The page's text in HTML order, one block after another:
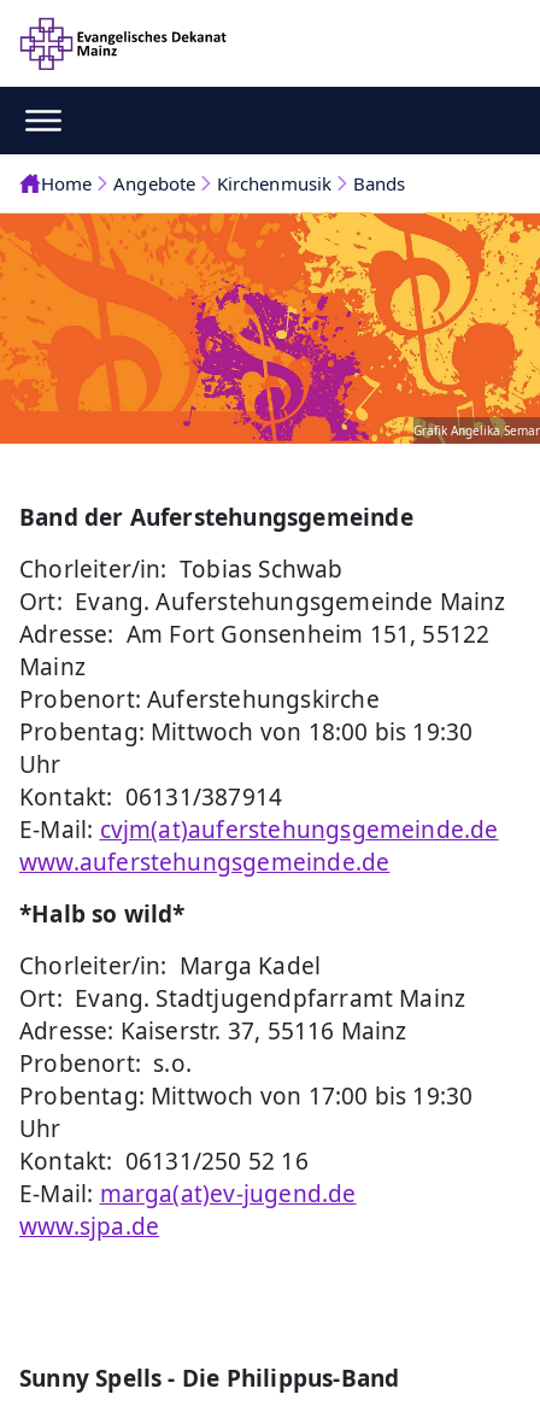
Home Angebote Kirchenmusik Bands
Grafik Angelika Semar
Band der Auferstehungsgemeinde
Chorleiter/in: Tobias Schwab
Ort: Evang. Auferstehungsgemeinde Mainz
Adresse: Am Fort Gonsenheim 151, 55122
Mainz
Probenort: Auferstehungskirche
Probentag: Mittwoch von 18:00 bis 19:30
Uhr
Kontakt: 06131/387914
E-Mail: cvjm(at)auferstehungsgemeinde.de
www.auferstehungsgemeinde.de
*Halb so wild*
Chorleiter/in: Marga Kadel
Ort: Evang. Stadtjugendpfarramt Mainz
Adresse: Kaiserstr. 37, 55116 Mainz
Probenort: s.o.
Probentag: Mittwoch von 17:00 bis 19:30
Uhr
Kontakt: 06131/250 52 16
E-Mail: marga(at)ev-jugend.de
www.sjpa.de
Sunny Spells - Die Philippus-Band